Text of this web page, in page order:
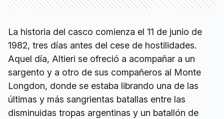
La historia del casco comienza el 11 de junio de
1982, tres días antes del cese de hostilidades.
Aquel día, Altieri se ofreció a acompañar a un
sargento y a otro de sus compañeros al Monte
Longdon, donde se estaba librando una de las
últimas y más sangrientas batallas entre las
disminuidas tropas argentinas y un batallón de